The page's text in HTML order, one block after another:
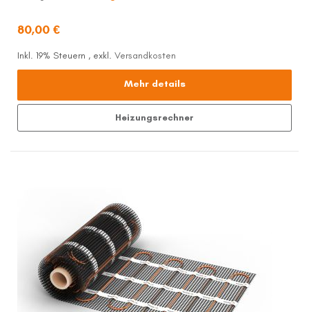
80,00 €
Inkl. 19% Steuern , exkl. Versandkosten
Mehr details
Heizungsrechner